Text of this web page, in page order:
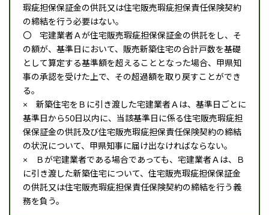
瑕疵担保保証金の供託又は住宅販売瑕疵担保責任保険契約
の締結を行う必要はない。
〇 宅建業者Ａが住宅販売瑕疵担保保証金の供託をし、そ
の額が、基準日において、販売新築住宅の合計戸数を基礎
として算定する基準額を超えることとなった場合、甲県知
事の承認を受けた上で、その超過額を取り戻すことができ
る。
× 新築住宅をＢに引き渡した宅建業者Ａは、基準日ごとに
基準日から50日以内に、当該基準日に係る住宅販売瑕疵担
保保証金の供託及び住宅販売瑕疵担保責任保険契約の締結
の状況について、甲県知事に届け出なければならない。
× Ｂが宅建業者である場合であっても、宅建業者Ａは、Ｂ
に引き渡した新築住宅について、住宅販売瑕疵担保保証金
の供託又は住宅販売瑕疵担保責任保険契約の締結を行う義
務を負う。